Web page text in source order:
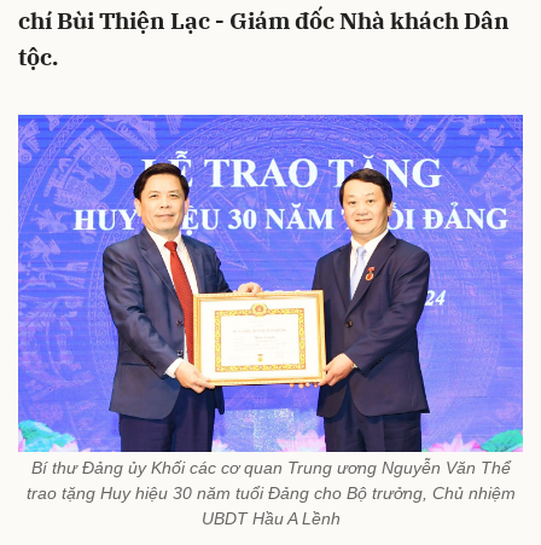
chí Bùi Thiện Lạc - Giám đốc Nhà khách Dân
tộc.
Bí thư Đảng ủy Khối các cơ quan Trung ương Nguyễn Văn Thể
trao tặng Huy hiệu 30 năm tuổi Đảng cho Bộ trưởng, Chủ nhiệm
UBDT Hầu A Lềnh